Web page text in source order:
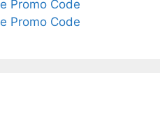
Promo Code
Promo Code